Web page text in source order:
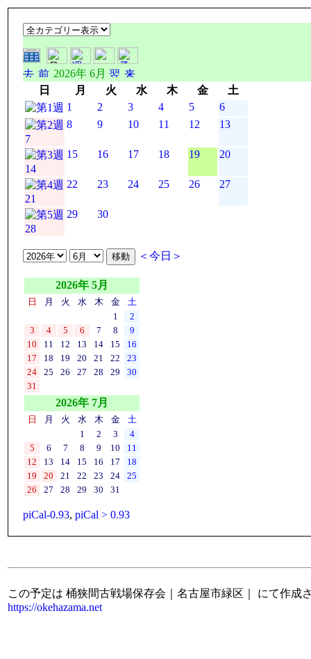
2026年 6月
日
月 火 水 木 金
土
1
2 3 4 5 6
7
8 9 10 11 12 13
14
15 16 17 18 19 20
21
22 23 24 25 26 27
28
29 30
＜今日＞
2026年 5月
日 月 火 水 木 金
土
1
2
3
4 5 6 7 8
9
10
11 12 13 14 15
16
17
18 19 20 21 22
23
24
25 26 27 28 29
30
31
2026年 7月
日 月 火 水 木 金
土
1
2 3
4
5
6 7 8 9 10
11
12
13 14 15 16 17
18
19
20 21 22 23 24
25
26
27 28 29 30 31
piCal-0.93, piCal > 0.93
この予定は 桶狭間古戦場保存会｜名古屋市緑区｜ にて作成
https://okehazama.net